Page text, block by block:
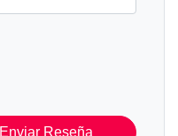
Enviar Reseña